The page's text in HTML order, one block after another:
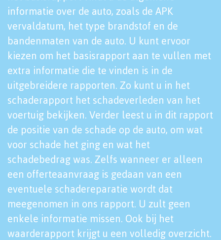
informatie over de auto, zoals de APK
vervaldatum, het type brandstof en de
bandenmaten van de auto. U kunt ervoor
kiezen om het basisrapport aan te vullen met
extra informatie die te vinden is in de
uitgebreidere rapporten. Zo kunt u in het
schaderapport het schadeverleden van het
voertuig bekijken. Verder leest u in dit rapport
de positie van de schade op de auto, om wat
voor schade het ging en wat het
schadebedrag was. Zelfs wanneer er alleen
een offerteaanvraag is gedaan van een
eventuele schadereparatie wordt dat
meegenomen in ons rapport. U zult geen
enkele informatie missen. Ook bij het
waarderapport krijgt u een volledig overzicht.